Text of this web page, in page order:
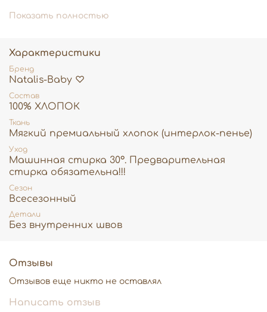
Особенность этой модели заключается в удобной
регулировке глубины посадки: достаточно завязать
Показать полностью
Характеристики
Бренд
Natalis-Baby ♡
Состав
100% ХЛОПОК
Ткань
Мягкий премиальный хлопок (интерлок-пенье)
Уход
Машинная стирка 30°. Предварительная
стирка обязательна!!!
Сезон
Всесезонный
Детали
Без внутренних швов
Отзывы
Отзывов еще никто не оставлял
Написать отзыв